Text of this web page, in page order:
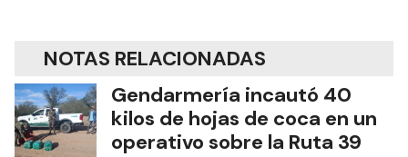
NOTAS RELACIONADAS
Gendarmería incautó 40
kilos de hojas de coca en un
operativo sobre la Ruta 39